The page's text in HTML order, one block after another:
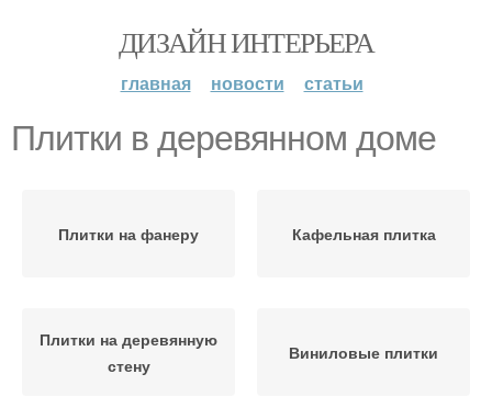
ДИЗАЙН ИНТЕРЬЕРА
главная новости статьи
Плитки в деревянном доме
Плитки на фанеру Кафельная плитка
Плитки на деревянную
стену
Виниловые плитки